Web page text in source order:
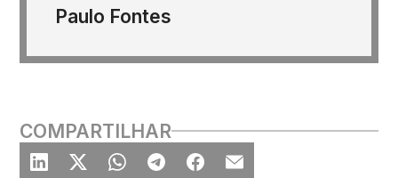
Paulo Fontes
COMPARTILHAR